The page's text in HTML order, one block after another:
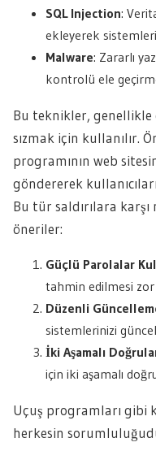
SQL Injection:
ekleyerek
Malware: Zararlı
kontrolü ele
Bu teknikler,
sızmak için kullanılır.
programının web
göndererek
Bu tür saldırılara
öneriler:
Güçlü Parolalar
tahmin edilmesi
Düzenli
sistemlerinizi
İki Aşamalı
için iki aşamalı
Uçuş programları gibi
herkesin